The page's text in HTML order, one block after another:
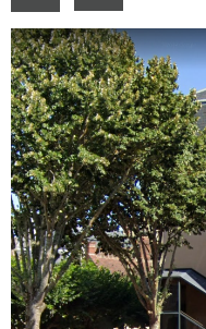
taille
du
texte
du
texte